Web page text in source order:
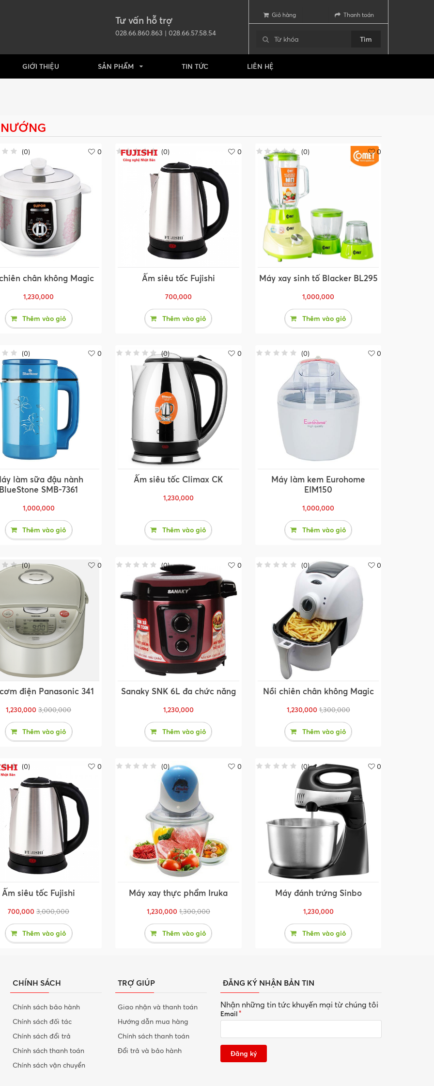
Tư vấn hỗ trợ
028.66.860.863 | 028.66.57.58.54
Giỏ hàng Thanh toán
Tìm
GIỚI THIỆU SẢN PHẨM TIN TỨC LIÊN HỆ
chân không Magic
(0) 0
1,230,000
Thêm vào giỏ
Ấm siêu tốc Fujishi
(0) 0
700,000
Thêm vào giỏ
Máy xay sinh tố Blacker BL295
(0) 0
1,000,000
Thêm vào giỏ
làm sữa đậu nành
SMB-7361
(0) 0
1,000,000
Thêm vào giỏ
Ấm siêu tốc Climax CK
(0) 0
1,230,000
Thêm vào giỏ
Máy làm kem Eurohome
EIM150
(0) 0
1,000,000
Thêm vào giỏ
điện Panasonic 341
(0) 0
1,230,000 3,000,000
Thêm vào giỏ
Sanaky SNK 6L đa chức năng
(0) 0
1,230,000
Thêm vào giỏ
Nồi chiên chân không Magic
(0) 0
1,230,000 1,300,000
Thêm vào giỏ
Ấm siêu tốc Fujishi
(0) 0
700,000 3,000,000
Thêm vào giỏ
Máy xay thực phẩm Iruka
(0) 0
1,230,000 1,300,000
Thêm vào giỏ
Máy đánh trứng Sinbo
(0) 0
1,230,000
Thêm vào giỏ
CHÍNH SÁCH
Chính sách bảo hành
Chính sách đối tác
Chính sách đổi trả
Chính sách thanh toán
Chính sách vận chuyển
TRỢ GIÚP
Giao nhận và thanh toán
Hướng dẫn mua hàng
Chính sách thanh toán
Đổi trả và bảo hành
ĐĂNG KÝ NHẬN BẢN TIN
Nhận những tin tức khuyến mại từ chúng tôi
Email
Đăng ký